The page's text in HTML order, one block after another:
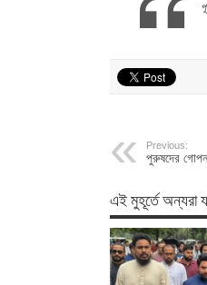
Previous:
পুরুষদের
এই মুহূর্তে অন্যরা